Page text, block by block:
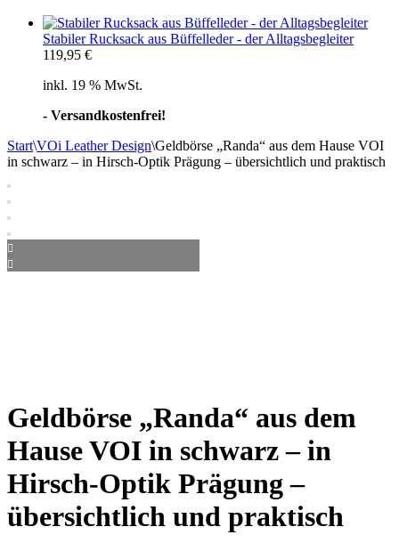
Stabiler Rucksack aus Büffelleder - der Alltagsbegleiter
119,95 €
inkl. 19 % MwSt.
- Versandkostenfrei!
Start\VOi Leather Design\Geldbörse „Randa“ aus dem Hause VOI
in schwarz – in Hirsch-Optik Prägung – übersichtlich und praktisch
Geldbörse „Randa“ aus dem
Hause VOI in schwarz – in
Hirsch-Optik Prägung –
übersichtlich und praktisch